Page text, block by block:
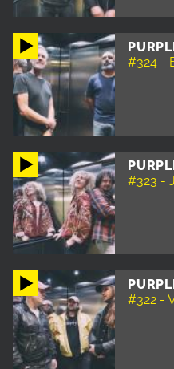
#324 -
#323 -
#322 -